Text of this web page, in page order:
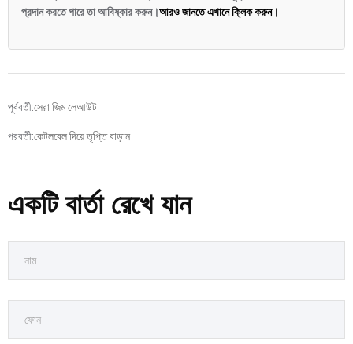
প্রদান করতে পারে তা আবিষ্কার করুন।আরও জানতে এখানে ক্লিক করুন।
পূর্ববর্তী:সেরা জিম লেআউট
পরবর্তী:কেটলবেল দিয়ে তৃপ্তি বাড়ান
একটি বার্তা রেখে যান